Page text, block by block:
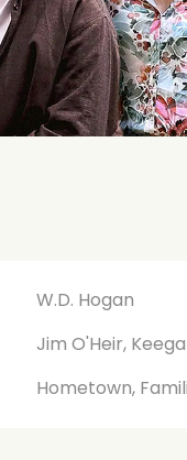
W.D. Hogan
Jim O'Heir,
Hometown,